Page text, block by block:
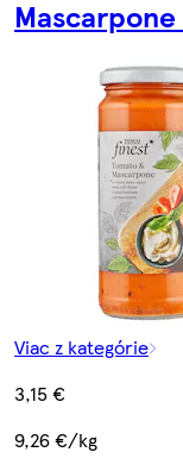
Viac z kategórie
3,15 €
9,26 €/kg